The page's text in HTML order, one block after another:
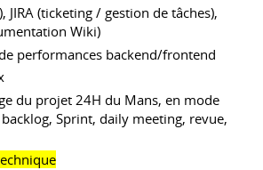
JIRA (ticketing / gestion de tâches),
Wiki)
performances backend/frontend
du projet 24H du Mans, en mode
backlog, Sprint, daily meeting, revue,